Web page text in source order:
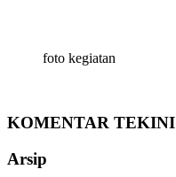
foto kegiatan
KOMENTAR TEKINI
Arsip